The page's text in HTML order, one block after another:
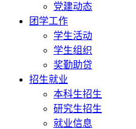
党建动态
团学工作
学生活动
学生组织
奖勤助贷
招生就业
本科生招生
研究生招生
就业信息